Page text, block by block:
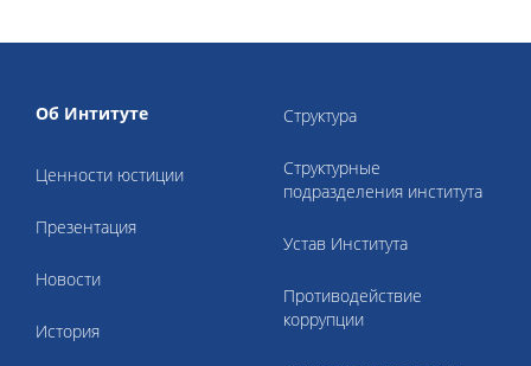
Об Интитуте
Ценности юстиции
Презентация
Новости
История
Структура
Структурные
подразделения института
Устав Института
Противодействие
коррупции